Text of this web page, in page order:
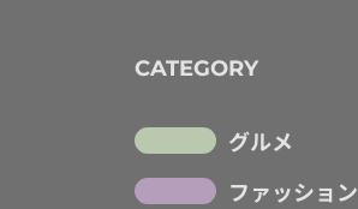
CATEGORY
グルメ
ファッション